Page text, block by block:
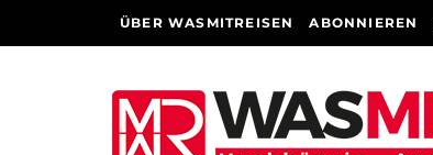
ÜBER WASMITREISEN ABONNIEREN